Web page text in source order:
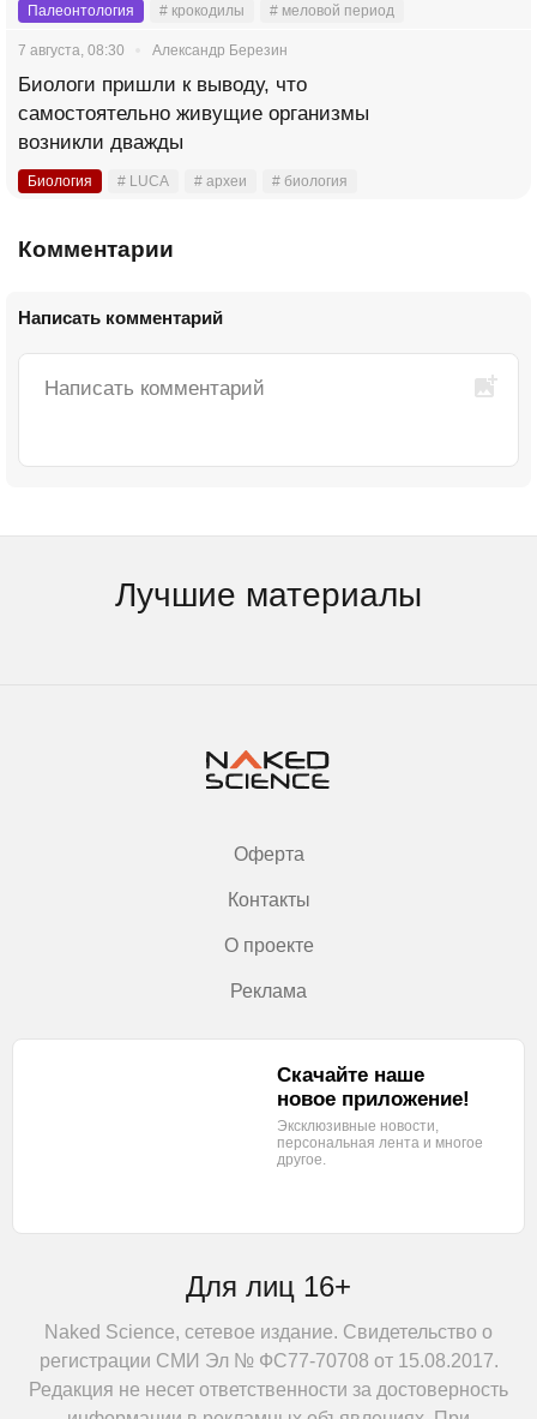
Палеонтология # крокодилы # меловой период
7 августа, 08:30 Александр Березин
Биологи пришли к выводу, что
самостоятельно живущие организмы
возникли дважды
Биология # LUCA # археи # биология
Комментарии
Написать комментарий
Лучшие материалы
Оферта
Контакты
О проекте
Реклама
Для лиц 16+
Naked Science, сетевое издание. Свидетельство о
регистрации СМИ Эл № ФС77-70708 от 15.08.2017.
Редакция не несет ответственности за достоверность
Скачайте наше
новое приложение!
Эксклюзивные новости,
персональная лента и многое
другое.